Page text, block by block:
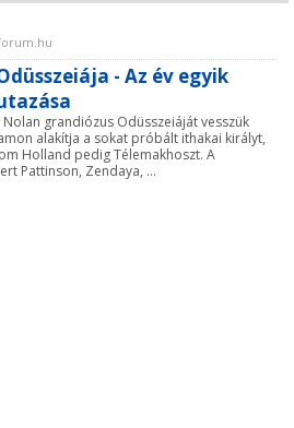
- Az év egyik
grandiózus Odüsszeiáját vesszük
alakítja a sokat próbált ithakai királyt,
Holland pedig Télemakhoszt. A
Pattinson, Zendaya, ...